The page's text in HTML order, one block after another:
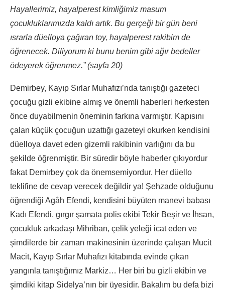
Hayallerimiz, hayalperest kimliğimiz masum
çocukluklarımızda kaldı artık. Bu gerçeği bir gün beni
ısrarla düelloya çağıran toy, hayalperest rakibim de
öğrenecek. Diliyorum ki bunu benim gibi ağır bedeller
ödeyerek öğrenmez.” (sayfa 20)
Demirbey, Kayıp Sırlar Muhafızı’nda tanıştığı gazeteci
çocuğu gizli ekibine almış ve önemli haberleri herkesten
önce duyabilmenin öneminin farkına varmıştır. Kapısını
çalan küçük çocuğun uzattığı gazeteyi okurken kendisini
düelloya davet eden gizemli rakibinin varlığını da bu
şekilde öğrenmiştir. Bir süredir böyle haberler çıkıyordur
fakat Demirbey çok da önemsemiyordur. Her düello
teklifine de cevap verecek değildir ya! Şehzade olduğunu
öğrendiği Agâh Efendi, kendisini büyüten manevi babası
Kadı Efendi, gırgır şamata polis ekibi Tekir Beşir ve İhsan,
çocukluk arkadaşı Mihriban, çelik yeleği icat eden ve
şimdilerde bir zaman makinesinin üzerinde çalışan Mucit
Macit, Kayıp Sırlar Muhafızı kitabında evinde çıkan
yangınla tanıştığımız Markiz… Her biri bu gizli ekibin ve
şimdiki kitap Sidelya’nın bir üyesidir. Bakalım bu defa bizi